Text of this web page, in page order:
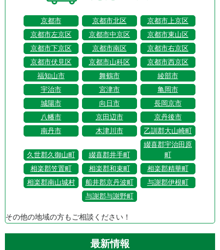
京都市 京都市北区
京都市上京区
京都市左京区
京都市中京区
京都市東山区
京都市下京区
京都市南区
京都市右京区
京都市伏見区
京都市山科区
京都市西京区
福知山市
舞鶴市
綾部市
宇治市
宮津市
亀岡市
城陽市
向日市
長岡京市
八幡市
京田辺市
京丹後市
南丹市
木津川市 乙訓郡大山崎町
久世郡久御山町 綴喜郡井手町
綴喜郡宇治田原
町
相楽郡笠置町
相楽郡和束町
相楽郡精華町
相楽郡南山城村
船井郡京丹波町
与謝郡伊根町
与謝郡与謝野町
その他の地域の方もご相談ください！
最新情報